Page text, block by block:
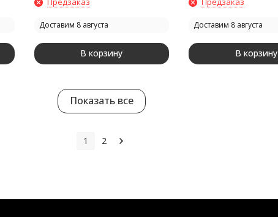
Доставим 8 августа
В корзину
Доставим 8 августа
В корзину
Показать все
1 2